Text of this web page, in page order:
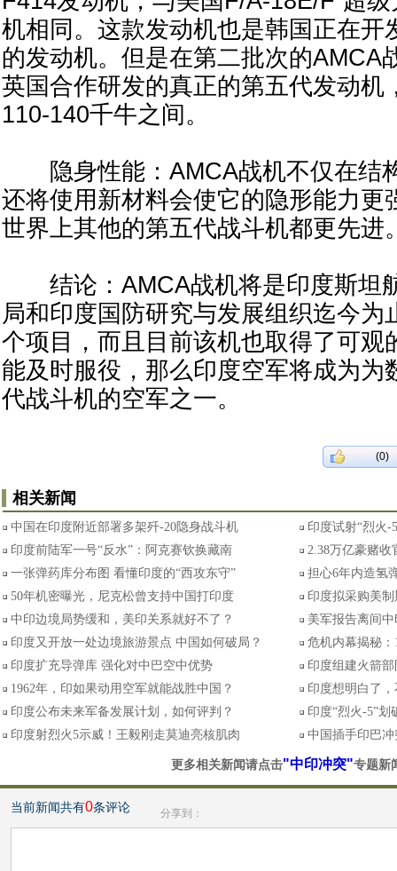
机相同。这款发动机也是韩国正在开
的发动机。但是在第二批次的AMCA
英国合作研发的真正的第五代发动机
110-140千牛之间。
隐身性能：AMCA战机不仅在结
还将使用新材料会使它的隐形能力更
世界上其他的第五代战斗机都更先进
结论：AMCA战机将是印度斯坦
局和印度国防研究与发展组织迄今为
个项目，而且目前该机也取得了可观
能及时服役，那么印度空军将成为为
代战斗机的空军之一。
(0)
相关新闻
中国在印度附近部署多架歼-20隐身战斗机
印度试射“烈火-
印度前陆军一号“反水”：阿克赛钦换藏南
2.38万亿豪赌收
一张弹药库分布图 看懂印度的“西攻东守”
担心6年内造氢
50年机密曝光，尼克松曾支持中国打印度
印度拟采购美
中印边境局势缓和，美印关系就好不了？
美军报告离间
印度又开放一处边境旅游景点 中国如何破局？
危机内幕揭秘
印度扩充导弹库 强化对中巴空中优势
印度组建火箭
1962年，印如果动用空军就能战胜中国？
印度想明白了
印度公布未来军备发展计划，如何评判？
印度“烈火-5”
印度射烈火5示威！王毅刚走莫迪亮核肌肉
中国插手印巴
更多相关新闻请点击"中印冲突"专题新
当前新闻共有0条评论 分享到：